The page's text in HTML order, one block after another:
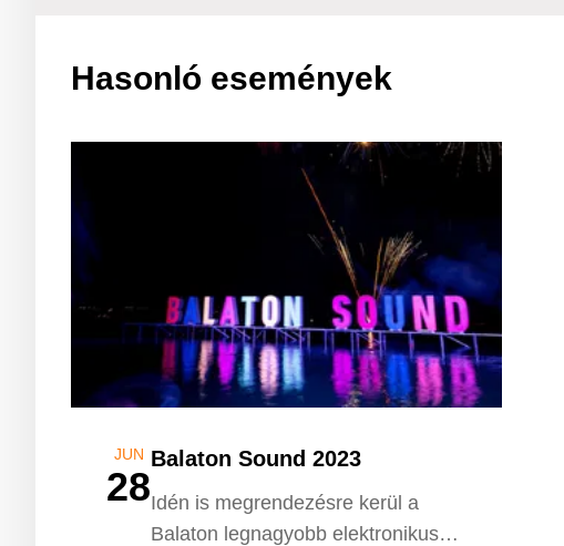
Hasonló események
JUN
28
Balaton Sound 2023
Idén is megrendezésre kerül a
Balaton legnagyobb elektronikus